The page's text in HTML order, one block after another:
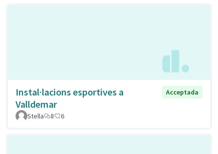
Instal·lacions esportives a
Valldemar
Acceptada
Stella 8 6